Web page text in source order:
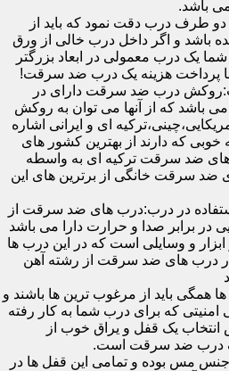
باشد.
دو طرف درب دقت نمود که باید از
باشد و اگر داخل درب خالی از ورق
یک درب معمولی در ابعاد بزرگتر
با پرداخت هزینه یک درب ضد سرقت!
درب ضد سرقت دارای در
باشد که از آنها می توان به روکش
ای و ایرانی اشاره
که دارند از بهترین کشور های
ضد سرقت ترکیه ای به واسطه
ضد سرقت خانگی از برترین های این
در درب:درب های ضد سرقت از
در برابر صدا و حرارت دارا می باشد
و وسایلی است که در این درب ها
درب های ضد سرقت از رشته آهن
همگی باید از مرغوب ترین ها باشند و
که برای درب شما به کار رفته
انتخاب یک قفل و یراق خوب از
درب ضد سرقت است.
جنس مس بوده و تمامی این قفل ها در